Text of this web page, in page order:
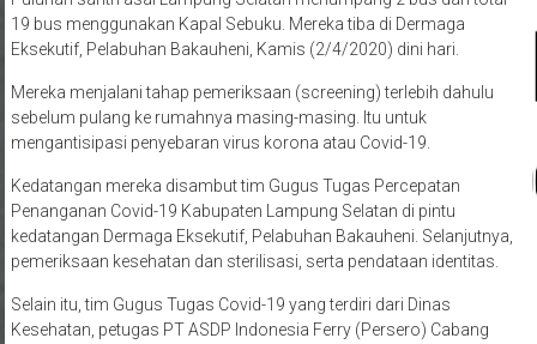
19 bus menggunakan Kapal Sebuku. Mereka tiba di Dermaga
Eksekutif, Pelabuhan Bakauheni, Kamis (2/4/2020) dini hari.
Mereka menjalani tahap pemeriksaan (screening) terlebih dahulu
sebelum pulang ke rumahnya masing-masing. Itu untuk
mengantisipasi penyebaran virus korona atau Covid-19.
Kedatangan mereka disambut tim Gugus Tugas Percepatan
Penanganan Covid-19 Kabupaten Lampung Selatan di pintu
kedatangan Dermaga Eksekutif, Pelabuhan Bakauheni. Selanjutnya,
pemeriksaan kesehatan dan sterilisasi, serta pendataan identitas.
Selain itu, tim Gugus Tugas Covid-19 yang terdiri dari Dinas
Kesehatan, petugas PT ASDP Indonesia Ferry (Persero) Cabang